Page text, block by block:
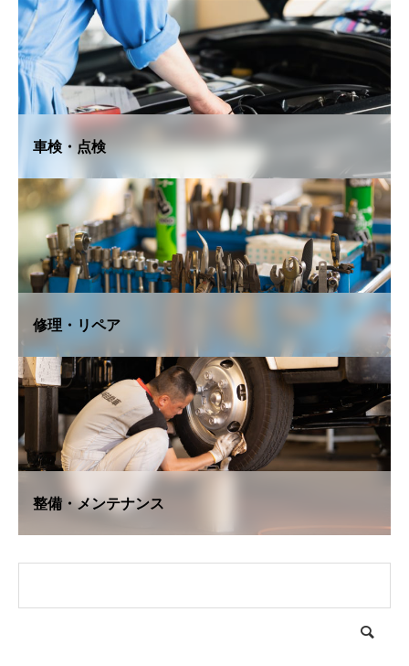
車検・点検
修理・リペア
整備・メンテナンス